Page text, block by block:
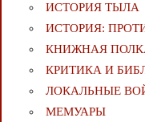
ИСТОРИЯ ТЫЛА
ИСТОРИЯ:
КНИЖНАЯ
КРИТИКА И
ЛОКАЛЬНЫЕ
МЕМУАРЫ